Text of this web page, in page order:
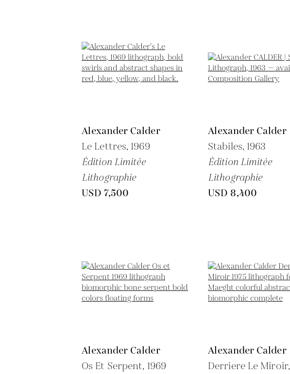
Alexander Calder
Le Lettres, 1969
Édition Limitée
Lithographie
USD 7,500
Alexander Calder
Stabiles, 1963
Édition Limitée
Lithographie
USD 8,400
Alexander Calder
Os Et Serpent, 1969
Alexander Calder
Derriere Le Miroir,